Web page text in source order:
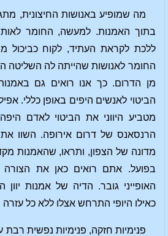
מה שמופיע באנושות החיצונית,
בתוך האמנות. למעשה, החומר
ללכת לקראת העתיד, לקוח כביכול
החומר לאנושות שהייתה לה השליטה
מן הדרום. כך אנו רואים גם
הביטוי לאנשים היפים באופן כללי.
מטביע היווני את הביטוי לאדם
הרנסאנס של דרום אירופה. השוו
מדונה של הצפון, ותראו, שהאמנות
בפועל. אתם רואים כאן את הצורה
האופייני גובר. הדיה של אמנות יוון
כאילו היופי התרחש אצלו ללא כל עזרה
פנימיות חזקה, פנימיות נפשית